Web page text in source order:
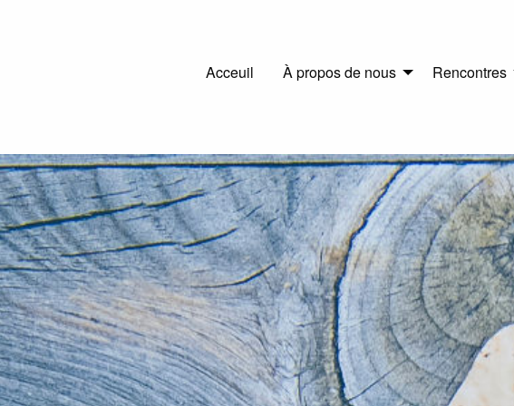
Main
Acceuil À propos de nous Rencontres